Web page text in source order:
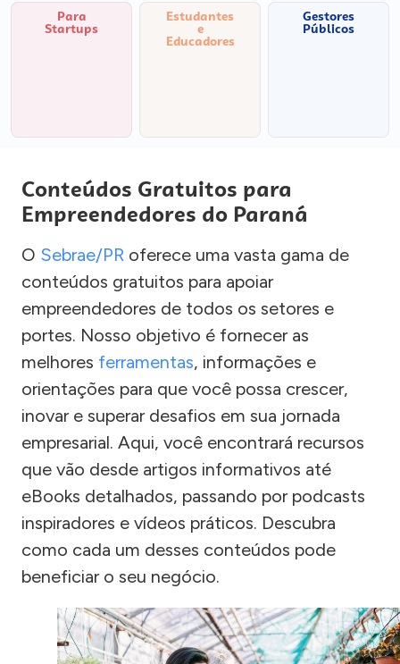
Para
Startups
Estudantes
e
Educadores
Gestores
Públicos
Conteúdos Gratuitos para
Empreendedores do Paraná
O Sebrae/PR oferece uma vasta gama de
conteúdos gratuitos para apoiar
empreendedores de todos os setores e
portes. Nosso objetivo é fornecer as
melhores ferramentas, informações e
orientações para que você possa crescer,
inovar e superar desafios em sua jornada
empresarial. Aqui, você encontrará recursos
que vão desde artigos informativos até
eBooks detalhados, passando por podcasts
inspiradores e vídeos práticos. Descubra
como cada um desses conteúdos pode
beneficiar o seu negócio.